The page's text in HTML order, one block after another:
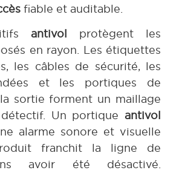
fiable et auditable.
antivol protègent les
en rayon. Les étiquettes
les câbles de sécurité, les
et les portiques de
sortie forment un maillage
Un portique antivol
alarme sonore et visuelle
franchit la ligne de
avoir été désactivé.